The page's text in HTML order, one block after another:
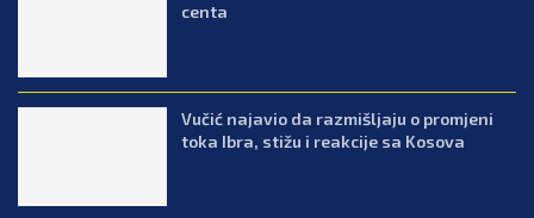
centa
Vučić najavio da razmišljaju o promjeni
toka Ibra, stižu i reakcije sa Kosova